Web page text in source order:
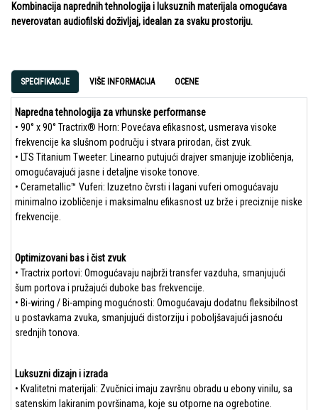
Kombinacija naprednih tehnologija i luksuznih materijala omogućava
neverovatan audiofilski doživljaj, idealan za svaku prostoriju.
SPECIFIKACIJE VIŠE INFORMACIJA OCENE
Napredna tehnologija za vrhunske performanse
• 90° x 90° Tractrix® Horn: Povećava efikasnost, usmerava visoke
frekvencije ka slušnom području i stvara prirodan, čist zvuk.
• LTS Titanium Tweeter: Linearno putujući drajver smanjuje izobličenja,
omogućavajući jasne i detaljne visoke tonove.
• Cerametallic™ Vuferi: Izuzetno čvrsti i lagani vuferi omogućavaju
minimalno izobličenje i maksimalnu efikasnost uz brže i preciznije niske
frekvencije.
Optimizovani bas i čist zvuk
• Tractrix portovi: Omogućavaju najbrži transfer vazduha, smanjujući
šum portova i pružajući duboke bas frekvencije.
• Bi-wiring / Bi-amping mogućnosti: Omogućavaju dodatnu fleksibilnost
u postavkama zvuka, smanjujući distorziju i poboljšavajući jasnoću
srednjih tonova.
Luksuzni dizajn i izrada
• Kvalitetni materijali: Zvučnici imaju završnu obradu u ebony vinilu, sa
satenskim lakiranim površinama, koje su otporne na ogrebotine.